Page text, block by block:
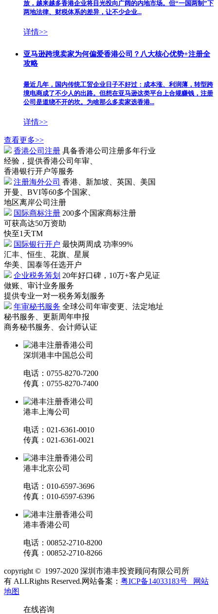
放，越来越多香港企业将目光投向广阔的内地市场。但“一国两制”下
两地法律、财税体系的差异，让不少企业...
详情>>
亚马逊跨境卖家为何偏爱香港公司？八大核心优势+注册全
攻略
最近几年，国内传统工贸企业日子不好过：成本涨、利润薄，转型跨
境电商成了不少人的出路。但想在亚马逊这类平台上合规赚钱，注册
公司是道绕不开的坎。为啥那么多卖家选香港...
详情>>
查看更多>>
香港公司注册 具备香港公司注册多年行业
经验，提供香港公司年审、
香港银行开户等服务
注册海外公司 香港、新加坡、英国、美国
开曼、BVI等60多个国家、
地区离岸公司注册
国际商标注册 200多个国家商标注册
可获高达50万资助
快至1天TM
国际银行开户 最快两周成 功率99%
汇丰、恒生、花旗、星展
华美、国泰等任选开户
企业税务筹划 20年好口碑，10万+客户见证
做账、审计业务服务
提供专业一对一税务筹划服务
年审秘书服务 全球公司年审变更、法定地址
秘书服务、更新周年申报
商务秘书服务、会计师认证
深圳港丰中国总公司
电话：0755-8270-7200
传真：0755-8270-7400
港丰上海公司
电话：021-6361-0010
传真：021-6361-0021
港丰北京公司
电话：010-6597-3696
传真：010-6597-6396
港丰香港公司
电话：00852-2710-8200
传真：00852-2710-8266
copyright © 1997-2020 深圳市港丰投资顾问有限公司所
有 ALLRights Reserved.网站备案： 粤ICP备14033183号
网站
地图
在线咨询